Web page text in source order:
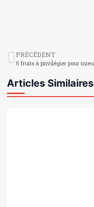
PRÉCÉDENT
Articles Similaires